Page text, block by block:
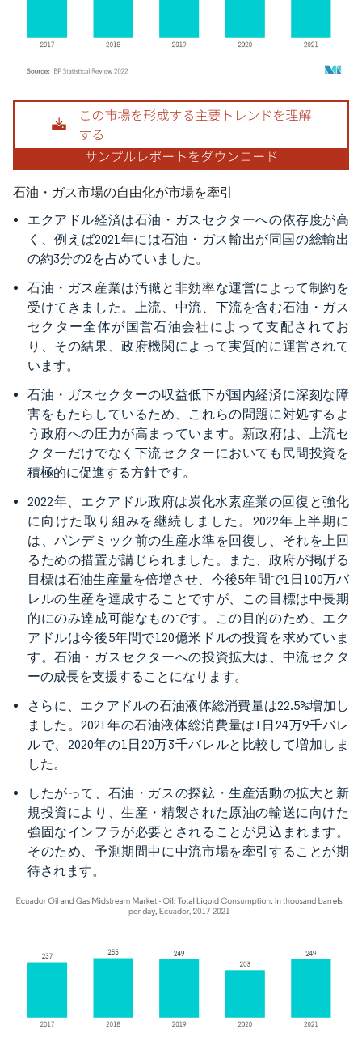
画像 © Mordor Intelligence。再利用にはCC BY 4.0の表示が必要です。
石油・ガス市場の自由化が市場を牽引
エクアドル経済は石油・ガスセクターへの依存度が高
く、例えば2021年には石油・ガス輸出が同国の総輸出
の約3分の2を占めていました。
石油・ガス産業は汚職と非効率な運営によって制約を
受けてきました。上流、中流、下流を含む石油・ガス
セクター全体が国営石油会社によって支配されてお
り、その結果、政府機関によって実質的に運営されて
います。
石油・ガスセクターの収益低下が国内経済に深刻な障
害をもたらしているため、これらの問題に対処するよ
う政府への圧力が高まっています。新政府は、上流セ
クターだけでなく下流セクターにおいても民間投資を
積極的に促進する方針です。
2022年、エクアドル政府は炭化水素産業の回復と強化
に向けた取り組みを継続しました。2022年上半期に
は、パンデミック前の生産水準を回復し、それを上回
るための措置が講じられました。また、政府が掲げる
目標は石油生産量を倍増させ、今後5年間で1日100万バ
レルの生産を達成することですが、この目標は中長期
的にのみ達成可能なものです。この目的のため、エク
アドルは今後5年間で120億米ドルの投資を求めていま
す。石油・ガスセクターへの投資拡大は、中流セクタ
ーの成長を支援することになります。
さらに、エクアドルの石油液体総消費量は22.5%増加し
ました。2021年の石油液体総消費量は1日24万9千バレ
ルで、2020年の1日20万3千バレルと比較して増加しま
した。
したがって、石油・ガスの探鉱・生産活動の拡大と新
規投資により、生産・精製された原油の輸送に向けた
強固なインフラが必要とされることが見込まれます。
そのため、予測期間中に中流市場を牽引することが期
待されます。